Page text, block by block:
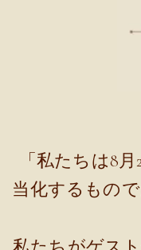
「私たちは8
当化するもの